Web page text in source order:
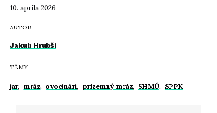
10. apríla 2026
AUTOR
Jakub Hrubši
TÉMY
jar, mráz, ovocinári, prízemný mráz, SHMÚ, SPPK